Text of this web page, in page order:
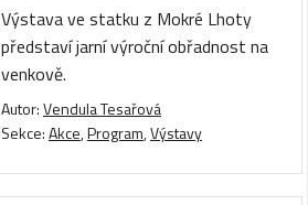
Výstava ve statku z Mokré Lhoty
představí jarní výroční obřadnost na
venkově.
Autor:Vendula Tesařová
Sekce:Akce,Program,Výstavy